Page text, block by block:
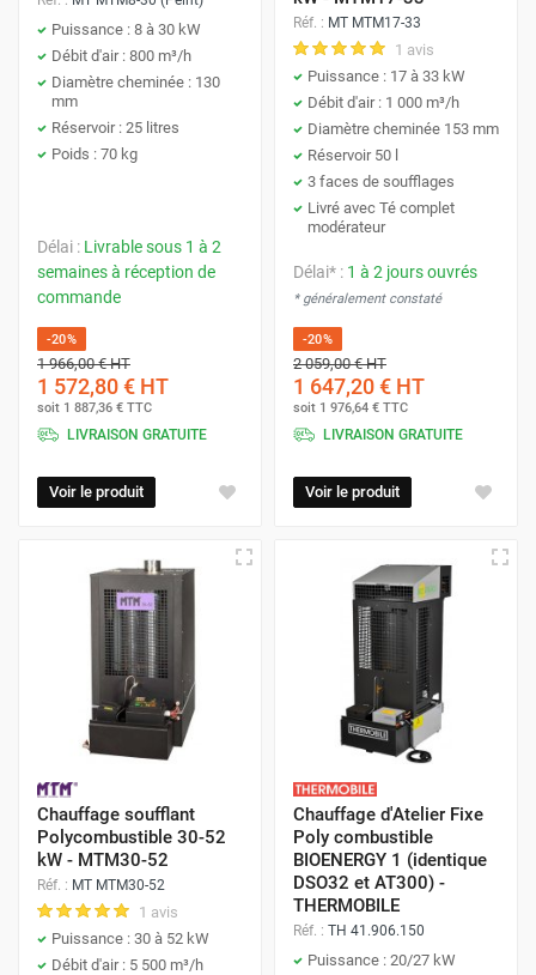
l'air dans un tube de combustion où elle est
enflammée par un système d'allumage.
Diffusion de la chaleur :
L'air frais est chauffé au
contact d'un échangeur de chaleur avant d'être
propulsé dans la pièce, tandis que les fumées sont
évacuées en toute sécurité par une cheminée.
Points importants et réglementation
Bien que l'utilisation d'huiles usagées réduise les coûts de
carburant, il est important de noter la réglementation en
vigueur. Depuis 2016, il est
illégal de brûler des huiles
usagées sans un permis
spécifique délivré dans le cadre
des régulations environnementales. Ce permis, qui entraîne
des frais d'application et une redevance annuelle, vise à
réduire les émissions de polluants atmosphériques. Vous
pouvez continuer d'utiliser votre appareil sans permis si
vous utilisez un combustible non usagé.
Nos chauffages polycombustibles sont disponibles en
différentes puissances, allant de 11 kW à 59 kW. Ils sont
également équipés de plusieurs systèmes de sécurité :
Un thermostat de sécurité en cas de surchauffe
Unthermostat en cas de défaillance de la flamme
Unsystème de sécurité anti-débordement d'huile
Bénéficiez de conseils d’experts en chauffage et du
meilleur service après-vente pour trouver le modèle qui
correspond parfaitement à vos besoins.
Puissance : 8 à 30 kW
Débit d'air : 800 m³/h
Diamètre cheminée : 130
mm
Réservoir : 25 litres
Poids : 70 kg
Délai : Livrable sous 1 à 2
semaines à réception de
commande
-20%
1 966,00 €HT
1 572,80 € HT
soit 1 887,36 € TTC
LIVRAISON GRATUITE
Voir le produit
Réf. : MT MTM17-33
1 avis
Puissance : 17 à 33 kW
Débit d'air : 1 000 m³/h
Diamètre cheminée 153 mm
Réservoir 50 l
3 faces de soufflages
Livré avec Té complet
modérateur
Délai* : 1 à 2 jours ouvrés
* généralement constaté
-20%
2 059,00 €HT
1 647,20 € HT
soit 1 976,64 € TTC
LIVRAISON GRATUITE
Voir le produit
Chauffage soufflant
Polycombustible 30-52
kW - MTM30-52
Réf. : MT MTM30-52
1 avis
Puissance : 30 à 52 kW
Débit d'air : 5 500 m³/h
Chauffage d'Atelier Fixe
Poly combustible
BIOENERGY 1 (identique
DSO32 et AT300) -
THERMOBILE
Réf. : TH 41.906.150
Puissance : 20/27 kW